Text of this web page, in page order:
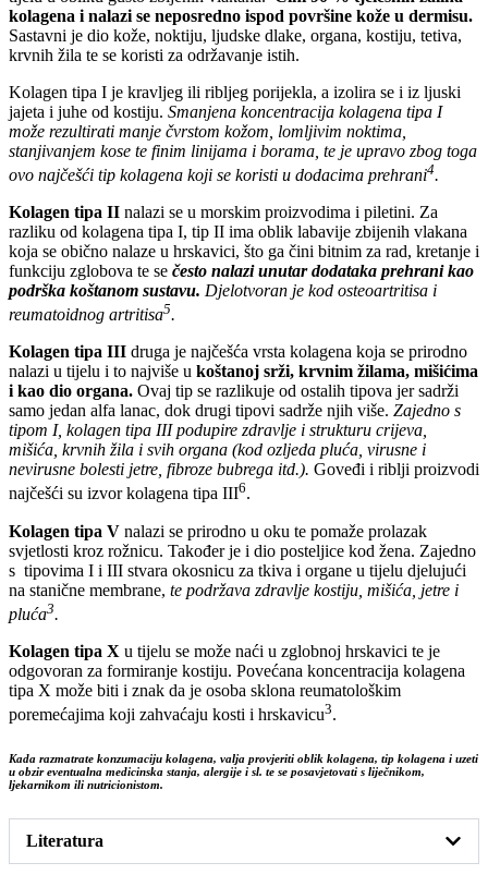
kolagena i nalazi se neposredno ispod površine kože u dermisu.
Sastavni je dio kože, noktiju, ljudske dlake, organa, kostiju, tetiva,
krvnih žila te se koristi za održavanje istih.
Kolagen tipa I je kravljeg ili ribljeg porijekla, a izolira se i iz ljuski
jajeta i juhe od kostiju. Smanjena koncentracija kolagena tipa I
može rezultirati manje čvrstom kožom, lomljivim noktima,
stanjivanjem kose te finim linijama i borama, te je upravo zbog toga
ovo najčešći tip kolagena koji se koristi u dodacima prehrani4.
Kolagen tipa II nalazi se u morskim proizvodima i piletini. Za
razliku od kolagena tipa I, tip II ima oblik labavije zbijenih vlakana
koja se obično nalaze u hrskavici, što ga čini bitnim za rad, kretanje i
funkciju zglobova te se često nalazi unutar dodataka prehrani kao
podrška koštanom sustavu. Djelotvoran je kod osteoartritisa i
reumatoidnog artritisa5.
Kolagen tipa III druga je najčešća vrsta kolagena koja se prirodno
nalazi u tijelu i to najviše u koštanoj srži, krvnim žilama, mišićima
i kao dio organa. Ovaj tip se razlikuje od ostalih tipova jer sadrži
samo jedan alfa lanac, dok drugi tipovi sadrže njih više. Zajedno s
tipom I, kolagen tipa III podupire zdravlje i strukturu crijeva,
mišića, krvnih žila i svih organa (kod ozljeda pluća, virusne i
nevirusne bolesti jetre, fibroze bubrega itd.). Goveđi i riblji proizvodi
najčešći su izvor kolagena tipa III6.
Kolagen tipa V nalazi se prirodno u oku te pomaže prolazak
svjetlosti kroz rožnicu. Također je i dio posteljice kod žena. Zajedno
s tipovima I i III stvara okosnicu za tkiva i organe u tijelu djelujući
na stanične membrane, te podržava zdravlje kostiju, mišića, jetre i
pluća3.
Kolagen tipa X u tijelu se može naći u zglobnoj hrskavici te je
odgovoran za formiranje kostiju. Povećana koncentracija kolagena
tipa X može biti i znak da je osoba sklona reumatološkim
poremećajima koji zahvaćaju kosti i hrskavicu3.
Kada razmatrate konzumaciju kolagena, valja provjeriti oblik kolagena, tip kolagena i uzeti
u obzir eventualna medicinska stanja, alergije i sl. te se posavjetovati s liječnikom,
ljekarnikom ili nutricionistom.
Literatura